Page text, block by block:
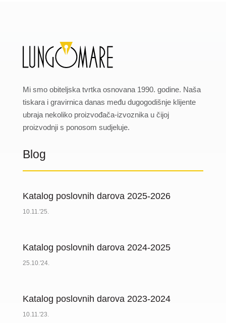
Mi smo obiteljska tvrtka osnovana 1990. godine. Naša
tiskara i gravirnica danas među dugogodišnje klijente
ubraja nekoliko proizvođača-izvoznika u čijoj
proizvodnji s ponosom sudjeluje.
Blog
Katalog poslovnih darova 2025-2026
10.11.'25.
Katalog poslovnih darova 2024-2025
25.10.'24.
Katalog poslovnih darova 2023-2024
10.11.'23.